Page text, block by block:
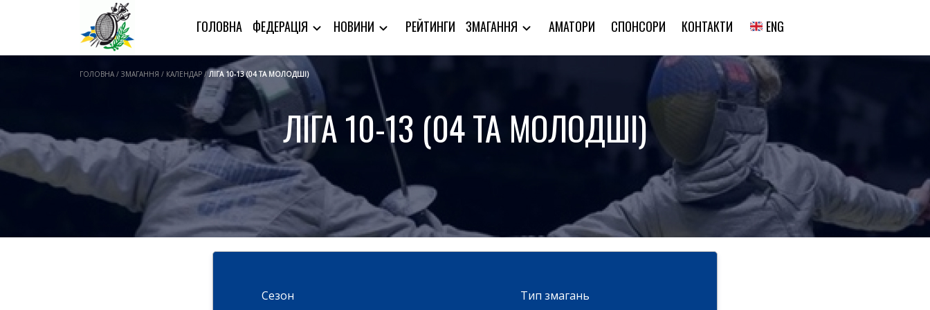
ГОЛОВНА ФЕДЕРАЦІЯ НОВИНИ РЕЙТИНГИ ЗМАГАННЯ АМАТОРИ СПОНСОРИ КОНТАКТИ ENG
ГОЛОВНА / ЗМАГАННЯ / КАЛЕНДАР / ЛІГА 10-13 (04 ТА МОЛОДШІ)
ЛІГА 10-13 (04 ТА МОЛОДШІ)
Cезон Тип змагань